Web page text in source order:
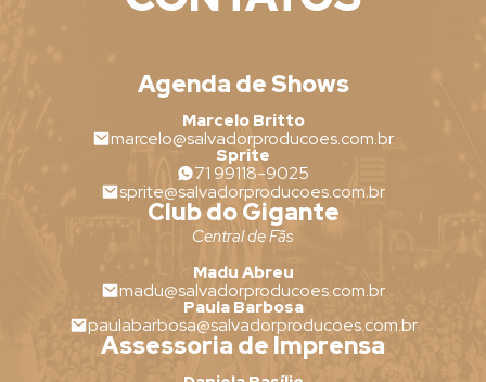
Agenda de Shows
Marcelo Britto
marcelo@salvadorproducoes.com.br
Sprite
71 99118-9025
sprite@salvadorproducoes.com.br
Club do Gigante
Central de Fãs
Madu Abreu
madu@salvadorproducoes.com.br
Paula Barbosa
paulabarbosa@salvadorproducoes.com.br
Assessoria de Imprensa